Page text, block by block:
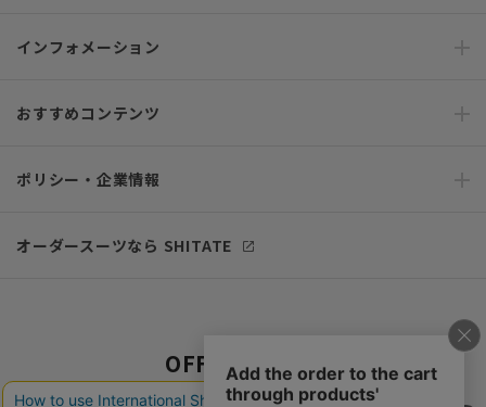
インフォメーション
おすすめコンテンツ
ポリシー・企業情報
オーダースーツなら SHITATE
OFFICIAL SNS